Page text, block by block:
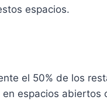
espacios.
el 50% de los
espacios abiertos